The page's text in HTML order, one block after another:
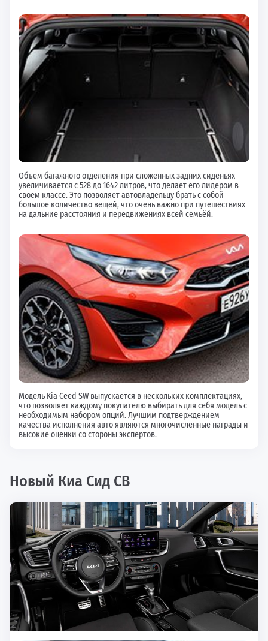
Объем багажного отделения при сложенных задних сиденьях
увеличивается с 528 до 1642 литров, что делает его лидером в
своем классе. Это позволяет автовладельцу брать с собой
большое количество вещей, что очень важно при путешествиях
на дальние расстояния и передвижениях всей семьёй.
Модель Kia Ceed SW выпускается в нескольких комплектациях,
что позволяет каждому покупателю выбирать для себя модель с
необходимым набором опций. Лучшим подтверждением
качества исполнения авто являются многочисленные награды и
высокие оценки со стороны экспертов.
Новый Киа Сид СВ